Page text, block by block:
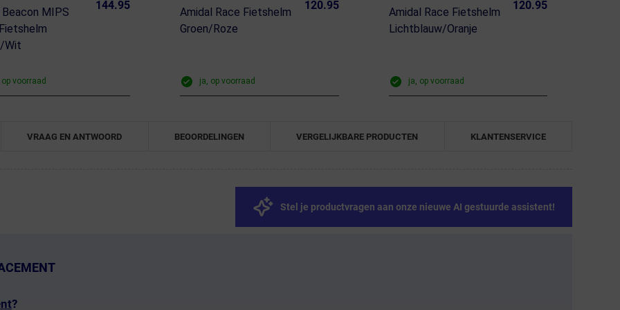
Beacon MIPS
Wit
144.95
voorraad
Amidal Race Fietshelm
Groen/Roze
120.95
ja, op voorraad
Amidal Race Fietshelm
Lichtblauw/Oranje
120.95
ja, op voorraad
VRAAG EN ANTWOORD BEOORDELINGEN VERGELIJKBARE PRODUCTEN KLANTENSERVICE
Stel je productvragen aan onze nieuwe AI gestuurde assistent!
?